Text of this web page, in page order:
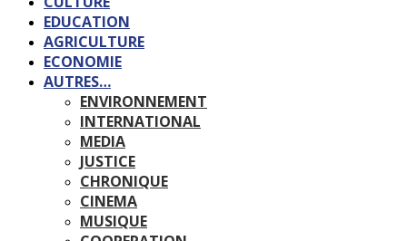
EDUCATION
AGRICULTURE
ECONOMIE
AUTRES…
ENVIRONNEMENT
INTERNATIONAL
MEDIA
JUSTICE
CHRONIQUE
CINEMA
MUSIQUE